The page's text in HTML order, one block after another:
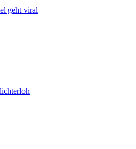
geht viral